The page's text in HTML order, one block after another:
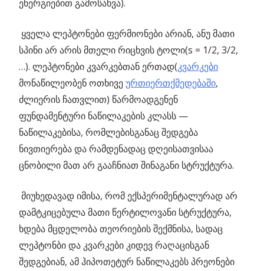
ენერგიებით გამოსახვა).
ყველა ლეპტონები ფერმიონები არიან, ანუ მათი
სპინი არ არის მთელი რიცხვის ტოლი(s = 1/2, 3/2,
…). ლეპტონები კვარკებთან ერთად(კვარკები
მონაწილეობენ ოთხივეურთიერთქმედებაში,
ძლიერის ჩათვლით) წარმოადგენენ
ფუნდამენტური ნაწილაკების კლასს —
ნაწილაკებისა, რომლებისგანაც შედგება
ნივთიერება და რამდენადაც დღეისათვისაა
ცნობილი მათ არ გააჩნიათ შინაგანი სტრუქტურა.
მიუხედავად იმისა, რომ ექსპერიმენტალურად არ
დამტკიცებულა მათი წერტილოვანი სტრუქტურა,
ხდება მცდელობა თეორიების შექმნისა, სადაც
ლეპტონბი და კვარკები კიდევ რაღაცისგან
შედგებიან, ამ ჰიპოთეტურ ნაწილაკებს პრეონები